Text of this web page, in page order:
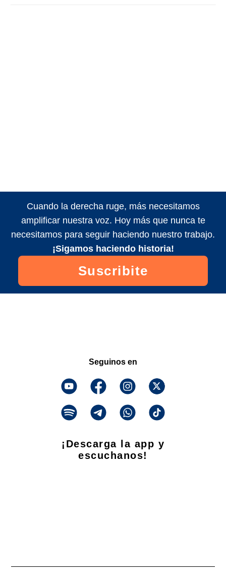
Cuando la derecha ruge, más necesitamos
amplificar nuestra voz. Hoy más que nunca te
necesitamos para seguir haciendo nuestro trabajo.
¡Sigamos haciendo historia!
Suscribite
Seguinos en
¡Descarga la app y
escuchanos!